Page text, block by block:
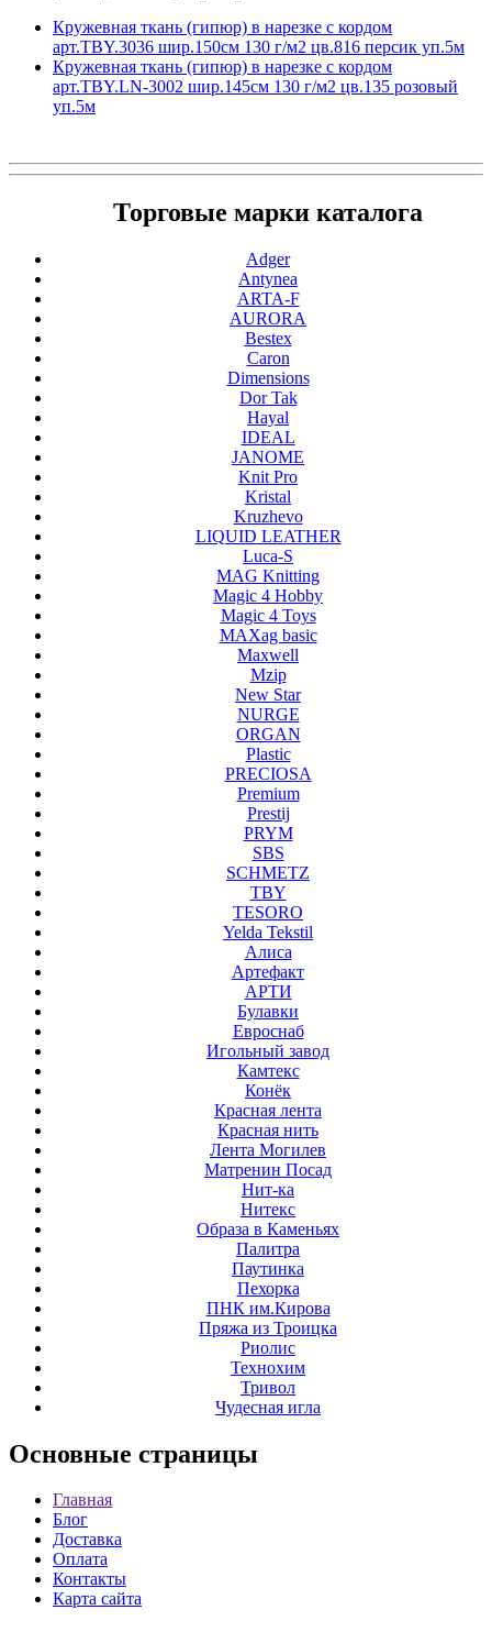
Кружевная ткань (гипюр) в нарезке с кордом
арт.TBY.3036 шир.150см 130 г/м2 цв.816 персик уп.5м
Кружевная ткань (гипюр) в нарезке с кордом
арт.TBY.LN-3002 шир.145см 130 г/м2 цв.135 розовый
уп.5м
Торговые марки каталога
Adger
Antynea
ARTA-F
AURORA
Bestex
Caron
Dimensions
Dor Tak
Hayal
IDEAL
JANOME
Knit Pro
Kristal
Kruzhevo
LIQUID LEATHER
Luca-S
MAG Knitting
Magic 4 Hobby
Magic 4 Toys
MAXag basic
Maxwell
Mzip
New Star
NURGE
ORGAN
Plastic
PRECIOSA
Premium
Prestij
PRYM
SBS
SCHMETZ
TBY
TESORO
Yelda Tekstil
Алиса
Артефакт
АРТИ
Булавки
Евроснаб
Игольный завод
Камтекс
Конёк
Красная лента
Красная нить
Лента Могилев
Матренин Посад
Нит-ка
Нитекс
Образа в Каменьях
Палитра
Паутинка
Пехорка
ПНК им.Кирова
Пряжа из Троицка
Риолис
Технохим
Тривол
Чудесная игла
Основные страницы
Главная
Блог
Доставка
Оплата
Контакты
Карта сайта